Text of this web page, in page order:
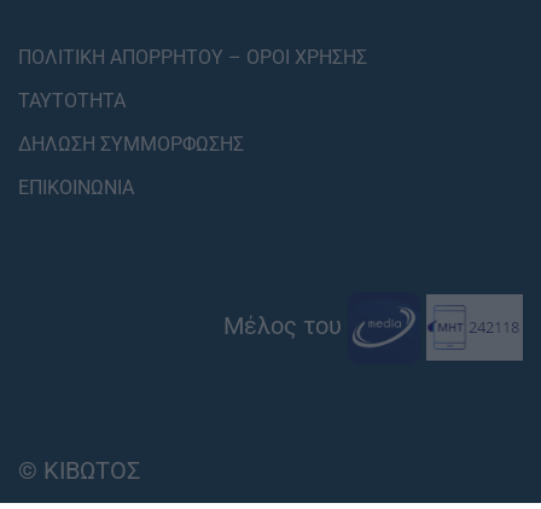
ΠΟΛΙΤΙΚΗ ΑΠΟΡΡΗΤΟΥ – ΟΡΟΙ ΧΡΗΣΗΣ
ΤΑΥΤΟΤΗΤΑ
ΔΗΛΩΣΗ ΣΥΜΜΟΡΦΩΣΗΣ
ΕΠΙΚΟΙΝΩΝΙΑ
Μέλος του
© ΚΙΒΩΤΟΣ